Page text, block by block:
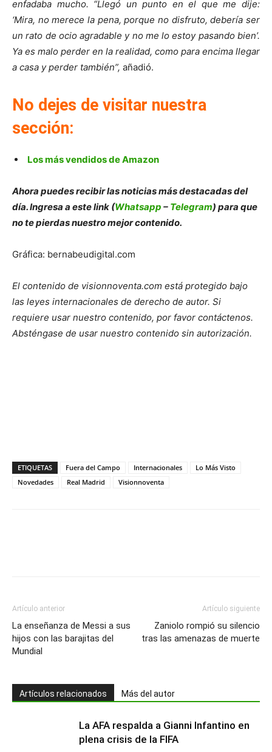
enfadaba mucho. “Llegó un punto en el que me dije:
‘Mira, no merece la pena, porque no disfruto, debería ser
un rato de ocio agradable y no me lo estoy pasando bien’.
Ya es malo perder en la realidad, como para encima llegar
a casa y perder también”, añadió.
No dejes de visitar nuestra
sección:
Los más vendidos de Amazon
Ahora puedes recibir las noticias más destacadas del
día. Ingresa a este link (Whatsapp – Telegram) para que
no te pierdas nuestro mejor contenido.
Gráfica: bernabeudigital.com
El contenido de visionnoventa.com está protegido bajo
las leyes internacionales de derecho de autor. Si
requiere usar nuestro contenido, por favor contáctenos.
Absténgase de usar nuestro contenido sin autorización.
ETIQUETAS Fuera del Campo Internacionales
Lo Más Visto
Novedades
Real Madrid Visionnoventa
Artículo anterior
La enseñanza de Messi a sus
hijos con las barajitas del
Mundial
Artículo siguiente
Zaniolo rompió su silencio
tras las amenazas de muerte
Artículos relacionados Más del autor
La AFA respalda a Gianni Infantino en
plena crisis de la FIFA